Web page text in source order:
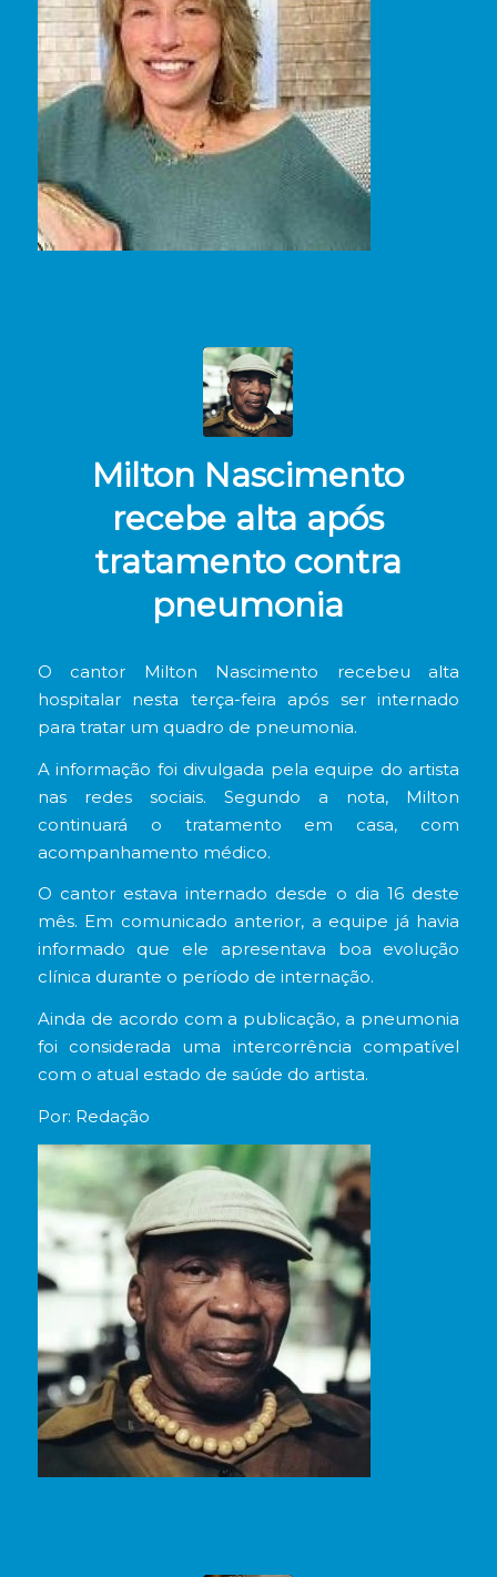
Milton Nascimento
recebe alta após
tratamento contra
pneumonia
O cantor Milton Nascimento recebeu alta
hospitalar nesta terça-feira após ser internado
para tratar um quadro de pneumonia.
A informação foi divulgada pela equipe do artista
nas redes sociais. Segundo a nota, Milton
continuará o tratamento em casa, com
acompanhamento médico.
O cantor estava internado desde o dia 16 deste
mês. Em comunicado anterior, a equipe já havia
informado que ele apresentava boa evolução
clínica durante o período de internação.
Ainda de acordo com a publicação, a pneumonia
foi considerada uma intercorrência compatível
com o atual estado de saúde do artista.
Por: Redação